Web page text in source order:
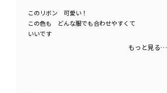
このリボン 可愛い！
この色も どんな服でも合わせやすくて
いいです
もっと見る…